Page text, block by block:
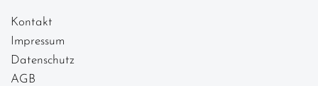
Kontakt
Impressum
Datenschutz
AGB